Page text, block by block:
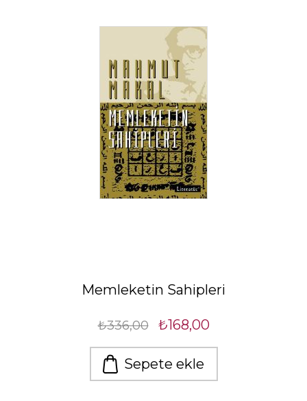
Memleketin Sahipleri
₺336,00 ₺168,00
Sepete ekle